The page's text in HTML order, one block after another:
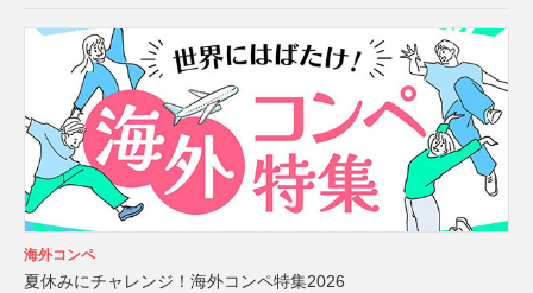
海外コンペ
夏休みにチャレンジ！海外コンペ特集2026